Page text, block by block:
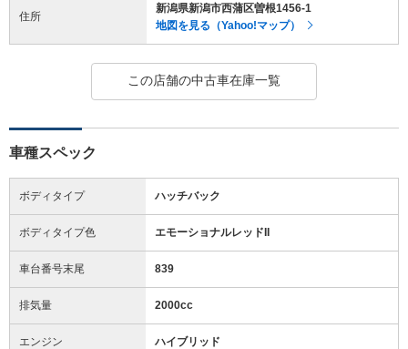
住所
新潟県新潟市西蒲区曽根1456-1
地図を見る（Yahoo!マップ）
この店舗の中古車在庫一覧
車種スペック
ボディタイプ ハッチバック
ボディタイプ色 エモーショナルレッドII
車台番号末尾 839
排気量 2000cc
エンジン ハイブリッド